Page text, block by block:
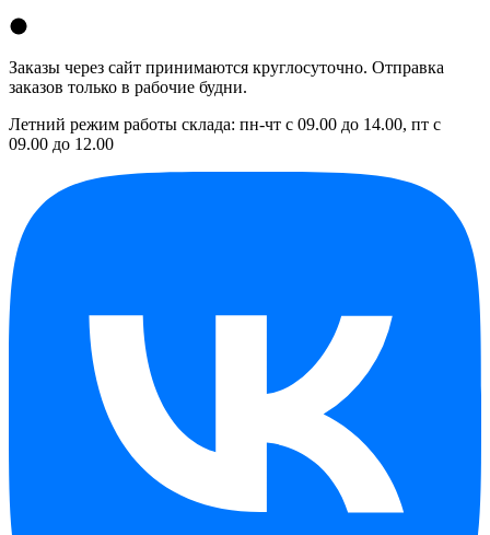
Заказы через сайт принимаются круглосуточно. Отправка
заказов только в рабочие будни.
Летний режим работы склада: пн-чт с 09.00 до 14.00, пт с
09.00 до 12.00